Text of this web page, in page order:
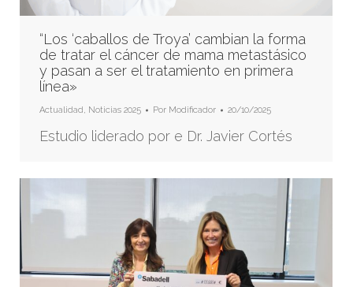
“Los ‘caballos de Troya’ cambian la forma
de tratar el cáncer de mama metastásico
y pasan a ser el tratamiento en primera
línea»
Actualidad, Noticias 2025 Por Modificador 20/10/2025
Estudio liderado por e Dr. Javier Cortés